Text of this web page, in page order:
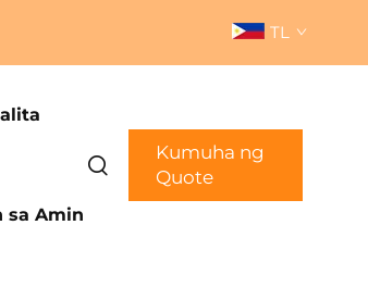
TL
sa Amin
Kumuha ng
Quote